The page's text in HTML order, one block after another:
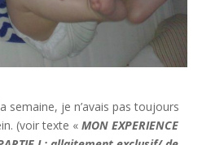
semaine, je n’avais pas toujours
(voir texte « MON EXPERIENCE